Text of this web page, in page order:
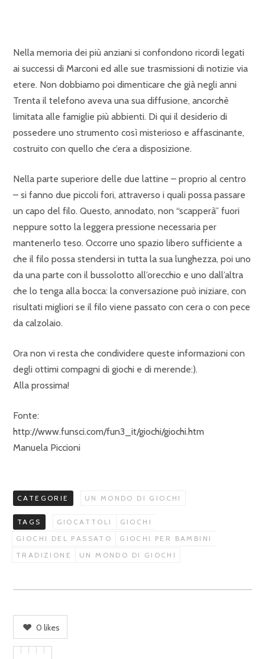
Nella memoria dei più anziani si confondono ricordi legati
ai successi di Marconi ed alle sue trasmissioni di notizie via
etere. Non dobbiamo poi dimenticare che già negli anni
Trenta il telefono aveva una sua diffusione, ancorchè
limitata alle famiglie più abbienti. Di qui il desiderio di
possedere uno strumento così misterioso e affascinante,
costruito con quello che c’era a disposizione.
Nella parte superiore delle due lattine – proprio al centro
– si fanno due piccoli fori, attraverso i quali possa passare
un capo del filo. Questo, annodato, non “scapperà” fuori
neppure sotto la leggera pressione necessaria per
mantenerlo teso. Occorre uno spazio libero sufficiente a
che il filo possa stendersi in tutta la sua lunghezza, poi uno
da una parte con il bussolotto all’orecchio e uno dall’altra
che lo tenga alla bocca: la conversazione può iniziare, con
risultati migliori se il filo viene passato con cera o con pece
da calzolaio.
Ora non vi resta che condividere queste informazioni con
degli ottimi compagni di giochi e di merende:).
Alla prossima!
Fonte:
http://www.funsci.com/fun3_it/giochi/giochi.htm
Manuela Piccioni
CATEGORIE UN MONDO DI GIOCHI
TAGS GIOCATTOLI
GIOCHI
GIOCHI DEL PASSATO
GIOCHI PER BAMBINI
TRADIZIONE
UN MONDO DI GIOCHI
0 likes